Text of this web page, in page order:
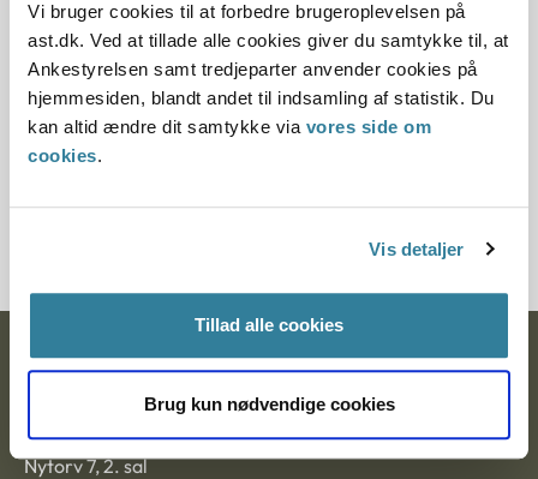
Vi bruger cookies til at forbedre brugeroplevelsen på
ast.dk. Ved at tillade alle cookies giver du samtykke til, at
Ankestyrelsen samt tredjeparter anvender cookies på
hjemmesiden, blandt andet til indsamling af statistik. Du
kan altid ændre dit samtykke via vores side om
cookies.
Vis detaljer
Tillad alle cookies
Brug kun nødvendige cookies
Miljøoplysningsloven
Ankestyrelsen
Vallensbæk Kommune havde givet delvist afslag på
aktindsigt efter offentlighedsloven. Der var søgt om
aktindsigt i oplysninger om kommunens græsningsarealer.
Ankestyrelsen bad Vallensbæk Kommune om at behandle
oplysningerne var omfattet af miljøoplysningslovens regler
Ankestyrelsen
Nytorv 7, 2. sal